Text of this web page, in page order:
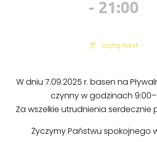
- 21:00
czytaj tekst
W dniu 7.09.2025 r. basen na
czynny w godzinach
Za wszelkie utrudnienia serdecznie
Życzymy Państwu spokojnego